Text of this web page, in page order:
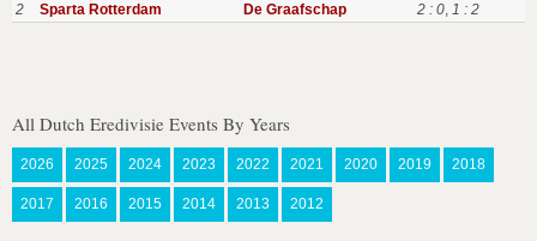
2
Sparta Rotterdam De Graafschap 2 : 0, 1 : 2
All Dutch Eredivisie Events By Years
2026 2025 2024 2023 2022 2021 2020 2019 2018
2017 2016 2015 2014 2013 2012